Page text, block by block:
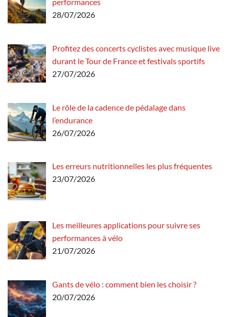
28/07/2026
Profitez des concerts cyclistes avec musique live
durant le Tour de France et festivals sportifs
27/07/2026
Le rôle de la cadence de pédalage dans
l’endurance
26/07/2026
Les erreurs nutritionnelles les plus fréquentes
23/07/2026
Les meilleures applications pour suivre ses
performances à vélo
21/07/2026
Gants de vélo : comment bien les choisir ?
20/07/2026